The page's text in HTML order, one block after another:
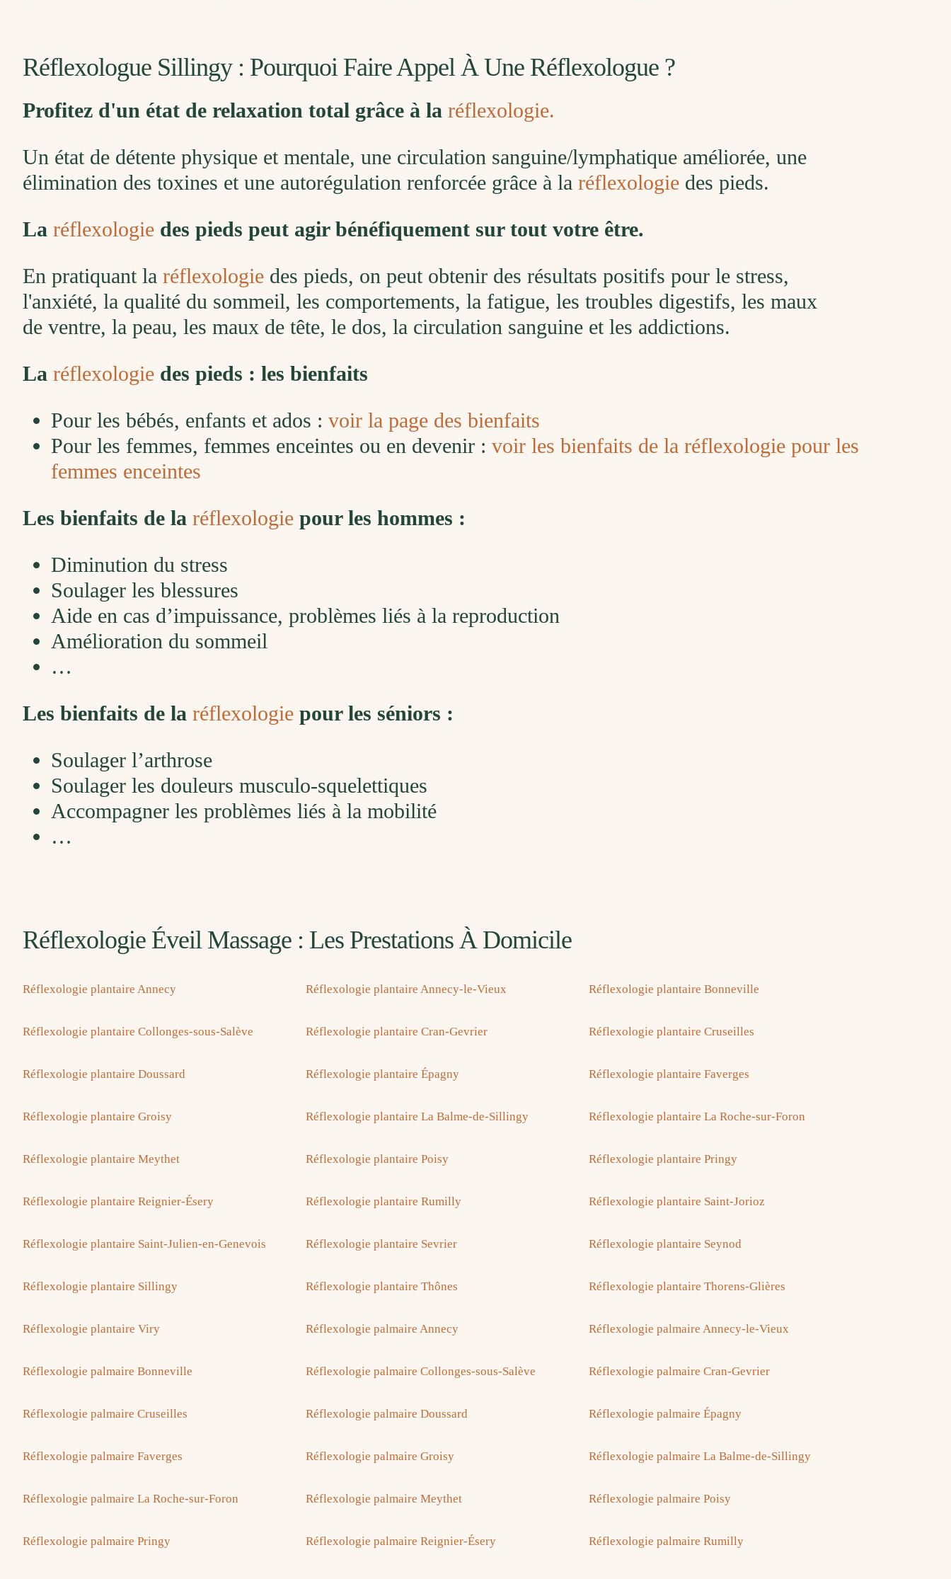
Réflexologue Sillingy : Pourquoi Faire Appel À Une Réflexologue ?
Profitez d'un état de relaxation total grâce à la réflexologie.
Un état de détente physique et mentale, une circulation sanguine/lymphatique améliorée, une
élimination des toxines et une autorégulation renforcée grâce à la réflexologie des pieds.
La réflexologie des pieds peut agir bénéfiquement sur tout votre être.
En pratiquant la réflexologie des pieds, on peut obtenir des résultats positifs pour le stress,
l'anxiété, la qualité du sommeil, les comportements, la fatigue, les troubles digestifs, les maux
de ventre, la peau, les maux de tête, le dos, la circulation sanguine et les addictions.
La réflexologie des pieds : les bienfaits
Pour les bébés, enfants et ados : voir la page des bienfaits
Pour les femmes, femmes enceintes ou en devenir : voir les bienfaits de la réflexologie pour les
femmes enceintes
Les bienfaits de la réflexologie pour les hommes :
Diminution du stress
Soulager les blessures
Aide en cas d’impuissance, problèmes liés à la reproduction
Amélioration du sommeil
…
Les bienfaits de la réflexologie pour les séniors :
Soulager l’arthrose
Soulager les douleurs musculo-squelettiques
Accompagner les problèmes liés à la mobilité
…
Réflexologie Éveil Massage : Les Prestations À Domicile
Réflexologie plantaire Annecy Réflexologie plantaire Annecy-le-Vieux Réflexologie plantaire Bonneville
Réflexologie plantaire Collonges-sous-Salève Réflexologie plantaire Cran-Gevrier Réflexologie plantaire Cruseilles
Réflexologie plantaire Doussard Réflexologie plantaire Épagny Réflexologie plantaire Faverges
Réflexologie plantaire Groisy Réflexologie plantaire La Balme-de-Sillingy Réflexologie plantaire La Roche-sur-Foron
Réflexologie plantaire Meythet Réflexologie plantaire Poisy Réflexologie plantaire Pringy
Réflexologie plantaire Reignier-Ésery Réflexologie plantaire Rumilly Réflexologie plantaire Saint-Jorioz
Réflexologie plantaire Saint-Julien-en-Genevois Réflexologie plantaire Sevrier Réflexologie plantaire Seynod
Réflexologie plantaire Sillingy Réflexologie plantaire Thônes Réflexologie plantaire Thorens-Glières
Réflexologie plantaire Viry Réflexologie palmaire Annecy Réflexologie palmaire Annecy-le-Vieux
Réflexologie palmaire Bonneville Réflexologie palmaire Collonges-sous-Salève Réflexologie palmaire Cran-Gevrier
Réflexologie palmaire Cruseilles Réflexologie palmaire Doussard Réflexologie palmaire Épagny
Réflexologie palmaire Faverges Réflexologie palmaire Groisy Réflexologie palmaire La Balme-de-Sillingy
Réflexologie palmaire La Roche-sur-Foron Réflexologie palmaire Meythet Réflexologie palmaire Poisy
Réflexologie palmaire Pringy Réflexologie palmaire Reignier-Ésery Réflexologie palmaire Rumilly